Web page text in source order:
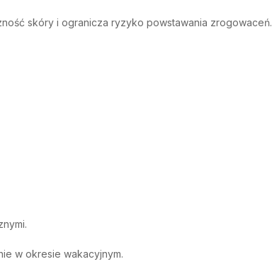
skóry i ogranicza ryzyko powstawania zrogowaceń.
w okresie wakacyjnym.